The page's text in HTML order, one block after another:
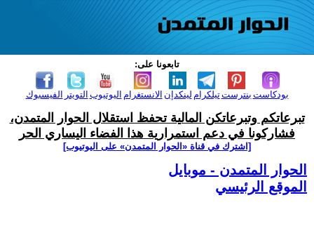
تابعونا على:
الفيسبوك التويتر اليوتيوب الانستغرام لينكدإن تيلكرامبنترست بودكاست
تبرعاتكم وتبرعاتكن المالية تحفظ استقلال الحوار المتمدن،
فشاركونا في دعم استمرارية هذا الفضاء اليساري الحر
[اشترك في قناة ‫«الحوار المتمدن» على اليوتيوب]
الحوار المتمدن - موبايل
الموقع الرئيسي